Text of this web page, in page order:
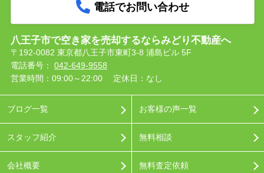
電話でお問い合わせ
八王子市で空き家を売却するならみどり不動産へ
〒192-0082 東京都八王子市東町3-8 浦島ビル 5F
電話番号： 042-649-9558
営業時間：09:00～22:00
定休日：なし
ブログ一覧
スタッフ紹介
会社概要
お客様の声一覧
無料相談
無料査定依頼